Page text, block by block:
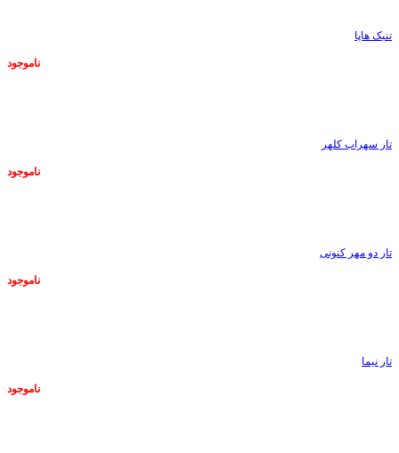
تنبک هاپا
ناموجود
تار سهراب کلهر
ناموجود
تار دو مهر کنونی
ناموجود
تار نیما
ناموجود